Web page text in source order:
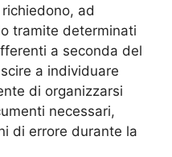
ad
tramite determinati
a seconda del
a individuare
di organizzarsi
necessari,
di errore durante la